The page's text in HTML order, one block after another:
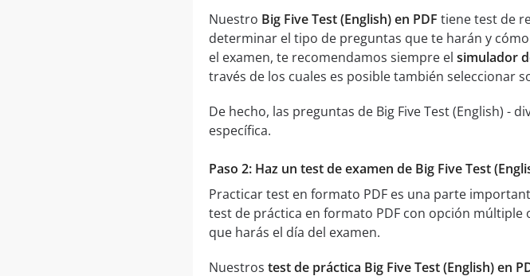
Nuestro Big Five Test (English) en PDF tiene test de
determinar el tipo de preguntas que te harán y
el examen, te recomendamos siempre el simulador
través de los cuales es posible también seleccionar
De hecho, las preguntas de Big Five Test (English) -
específica.
Paso 2: Haz un test de examen de Big Five Test
Practicar test en formato PDF es una parte
test de práctica en formato PDF con opción
que harás el día del examen.
Nuestros test de práctica Big Five Test (English) en